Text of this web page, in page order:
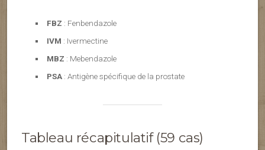
FBZ : Fenbendazole
IVM : Ivermectine
MBZ : Mebendazole
PSA: Antigène spécifique de la prostate
Tableau récapitulatif (59 cas)